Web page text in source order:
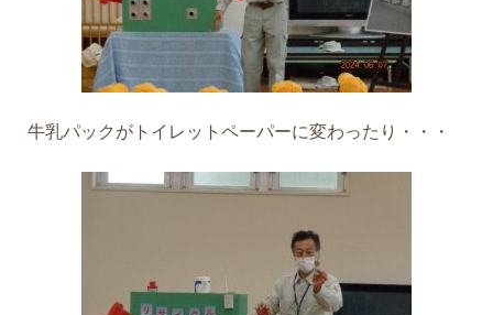
牛乳パックがトイレットペーパーに変わったり・・・